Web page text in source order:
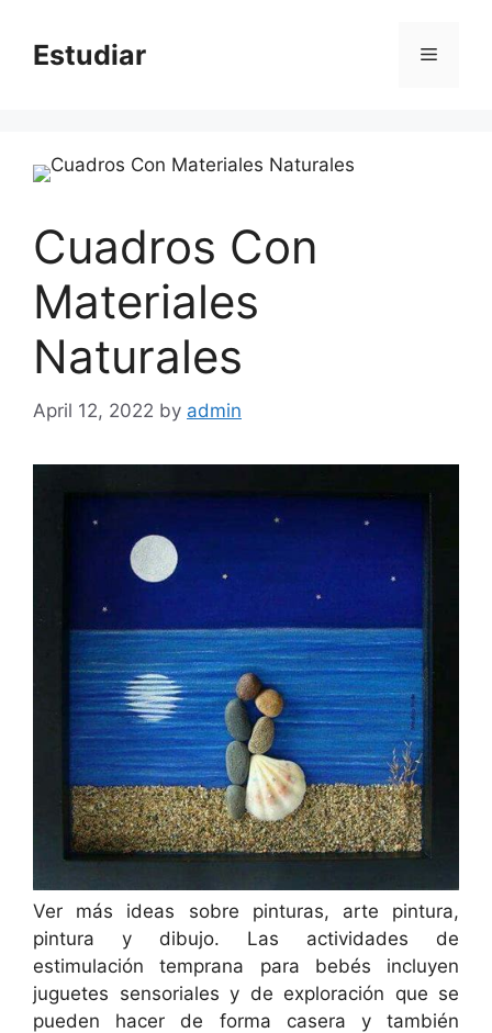
contentEstudiar Menu
Cuadros Con
Materiales
Naturales
April 12, 2022 by admin
Ver más ideas sobre pinturas, arte pintura,
pintura y dibujo. Las actividades de
estimulación temprana para bebés incluyen
juguetes sensoriales y de exploración que se
pueden hacer de forma casera y también